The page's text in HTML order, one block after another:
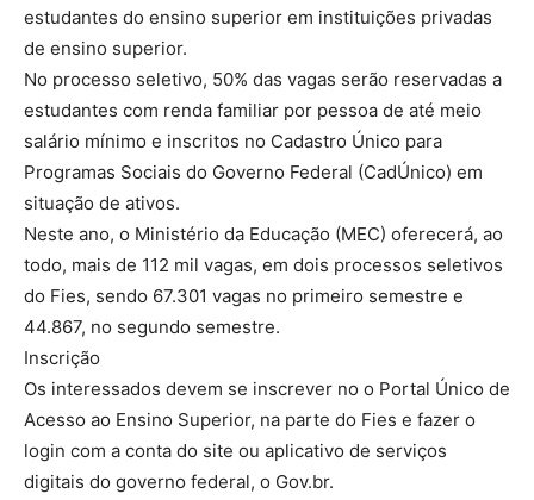
estudantes do ensino superior em instituições privadas
de ensino superior.
No processo seletivo, 50% das vagas serão reservadas a
estudantes com renda familiar por pessoa de até meio
salário mínimo e inscritos no Cadastro Único para
Programas Sociais do Governo Federal (CadÚnico) em
situação de ativos.
Neste ano, o Ministério da Educação (MEC) oferecerá, ao
todo, mais de 112 mil vagas, em dois processos seletivos
do Fies, sendo 67.301 vagas no primeiro semestre e
44.867, no segundo semestre.
Inscrição
Os interessados devem se inscrever no o Portal Único de
Acesso ao Ensino Superior, na parte do Fies e fazer o
login com a conta do site ou aplicativo de serviços
digitais do governo federal, o Gov.br.